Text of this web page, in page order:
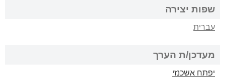
שפות יצירה
עברית
מעדכן/ת הערך
יפתח אשכנזי